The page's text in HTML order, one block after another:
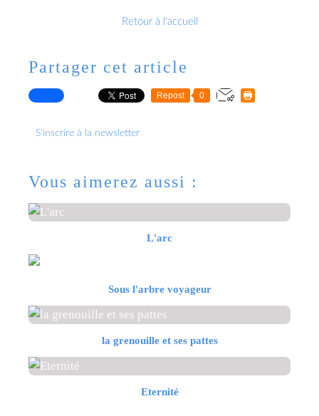
Retour à l'accueil
Partager cet article
Repost 0
S'inscrire à la newsletter
Vous aimerez aussi :
L'arc
Sous l'arbre voyageur
la grenouille et ses pattes
Eternité